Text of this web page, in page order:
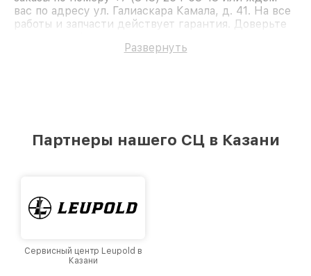
вас по адресу ул. Галиаскара Камала, д. 41. На все
работы и запчасти действует гарантия. Доверьте
Развернуть
Партнеры нашего СЦ в Казани
Сервисный центр Leupold в
Казани